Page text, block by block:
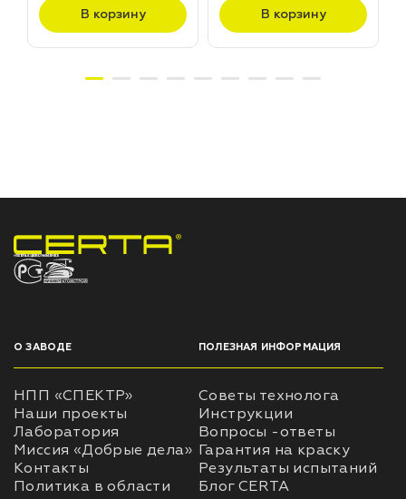
В корзину В корзину
НПП «СПЕКТР» ЗАВОД ЛАКОКРАСОЧНЫХ МАТЕРИАЛОВ
О ЗАВОДЕ
НПП «СПЕКТР»
Наши проекты
Лаборатория
Миссия «Добрые дела»
Контакты
Политика в области
ПОЛЕЗНАЯ ИНФОРМАЦИЯ
Советы технолога
Инструкции
Вопросы -ответы
Гарантия на краску
Результаты испытаний
Блог CERTA